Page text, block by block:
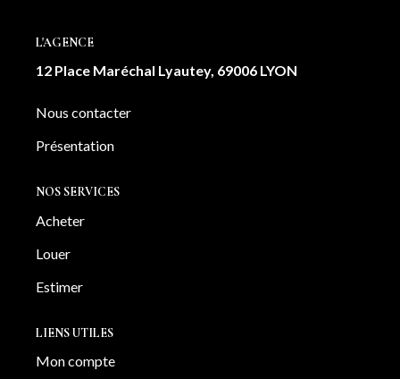
Nos partenaires
L'AGENCE
12 Place Maréchal Lyautey, 69006 LYON
Nous contacter
Présentation
NOS SERVICES
Acheter
Louer
Estimer
LIENS UTILES
Mon compte